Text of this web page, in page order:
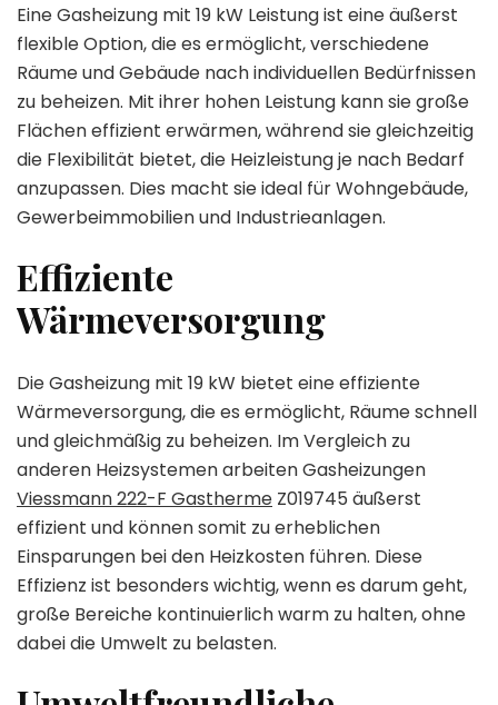
Eine Gasheizung mit 19 kW Leistung ist eine äußerst
flexible Option, die es ermöglicht, verschiedene
Räume und Gebäude nach individuellen Bedürfnissen
zu beheizen. Mit ihrer hohen Leistung kann sie große
Flächen effizient erwärmen, während sie gleichzeitig
die Flexibilität bietet, die Heizleistung je nach Bedarf
anzupassen. Dies macht sie ideal für Wohngebäude,
Gewerbeimmobilien und Industrieanlagen.
Effiziente
Wärmeversorgung
Die Gasheizung mit 19 kW bietet eine effiziente
Wärmeversorgung, die es ermöglicht, Räume schnell
und gleichmäßig zu beheizen. Im Vergleich zu
anderen Heizsystemen arbeiten Gasheizungen
Viessmann 222-F Gastherme Z019745 äußerst
effizient und können somit zu erheblichen
Einsparungen bei den Heizkosten führen. Diese
Effizienz ist besonders wichtig, wenn es darum geht,
große Bereiche kontinuierlich warm zu halten, ohne
dabei die Umwelt zu belasten.